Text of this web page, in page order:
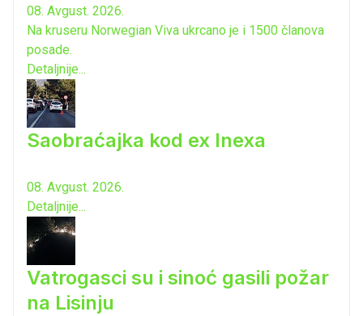
08. Avgust. 2026.
Na kruseru Norwegian Viva ukrcano je i 1500 članova
posade.
Detaljnije...
Saobraćajka kod ex Inexa
08. Avgust. 2026.
Detaljnije...
Vatrogasci su i sinoć gasili požar
na Lisinju